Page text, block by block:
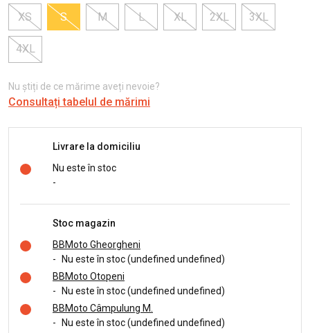
XS
S M L XL 2XL 3XL
4XL
Nu știți de ce mărime aveți nevoie?
Consultați tabelul de mărimi
Livrare la domiciliu
Nu este în stoc
-
Stoc magazin
BBMoto Gheorgheni
-
Nu este în stoc (undefined undefined)
BBMoto Otopeni
-
Nu este în stoc (undefined undefined)
BBMoto Câmpulung M.
-
Nu este în stoc (undefined undefined)